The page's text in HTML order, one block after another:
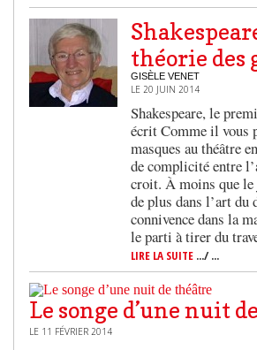
théorie des
GISÈLE VENET
LE 20 JUIN 2014
Shakespeare, le
écrit Comme il vous
masques au théâtre
de complicité entre
croit. À moins que le
de plus dans l’art
connivence dans la
le parti à tirer du
LIRE LA SUITE .../ ...
Le songe d’une nuit
LE 11 FÉVRIER 2014